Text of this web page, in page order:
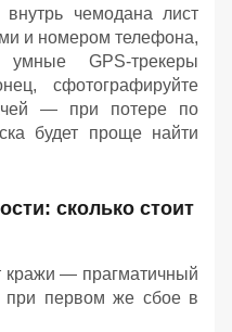
чемодана лист
и номером телефона,
GPS-трекеры
сфотографируйте
— при потере по
будет проще найти
сколько стоит
кражи — прагматичный
при первом же сбое в